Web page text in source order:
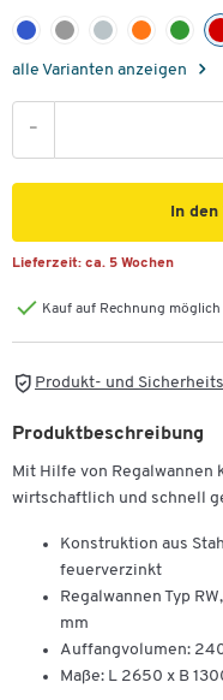
alle Varianten anzeigen
-
In den
Lieferzeit: ca. 5 Wochen
Kauf auf Rechnung möglich
Produkt- und
Produktbeschreibung
Mit Hilfe von Regalwannen
wirtschaftlich und schnell
Konstruktion aus
feuerverzinkt
Regalwannen Typ
mm
Auffangvolumen:
Maße: L 2650 x B